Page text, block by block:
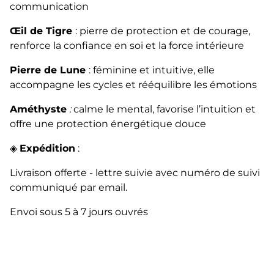
communication
Œil de Tigre : pierre de protection et de courage,
renforce la confiance en soi et la force intérieure
Pierre de Lune : féminine et intuitive, elle
accompagne les cycles et rééquilibre les émotions
Améthyste :calme le mental, favorise l’intuition et
offre une protection énergétique douce
◈ Expédition :
Livraison offerte - lettre suivie avec numéro de suivi
communiqué par email.
Envoi sous 5 à 7 jours ouvrés